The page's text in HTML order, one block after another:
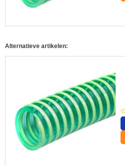
Alternatieve artikelen: